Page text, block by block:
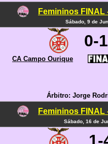
Femininos FINAL
Sábado, 9 de
0-
CA Campo Ourique
Árbitro: Jorge
Femininos FINAL
Sábado, 16 de